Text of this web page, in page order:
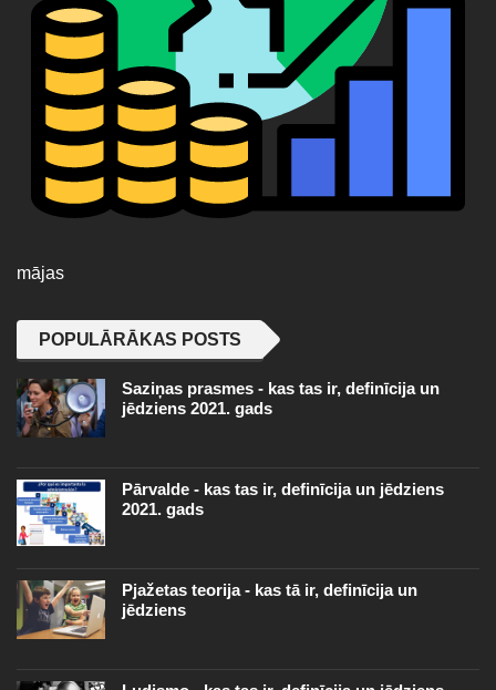
mājas
POPULĀRĀKAS POSTS
Saziņas prasmes - kas tas ir, definīcija un
jēdziens 2021. gads
Pārvalde - kas tas ir, definīcija un jēdziens
2021. gads
Pjažetas teorija - kas tā ir, definīcija un
jēdziens